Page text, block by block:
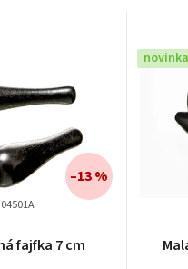
fajfka 7 cm
–13 %
04501A
novinka